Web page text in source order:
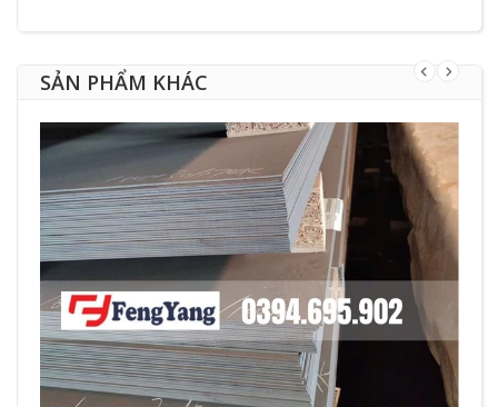
SẢN PHẨM KHÁC